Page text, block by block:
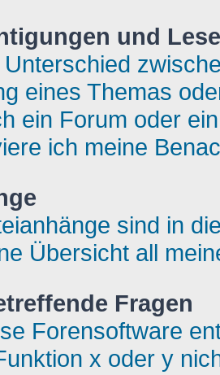
und
eines Themas
ein Forum oder
ich meine
sind in
Übersicht all
Fragen
Forensoftware
x oder y